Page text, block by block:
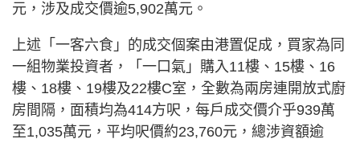
元，涉及成交價逾5,902萬元。
上述「一客六食」的成交個案由港置促成，買家為同
一組物業投資者，「一口氣」購入11樓、15樓、16
樓、18樓、19樓及22樓C室，全數為兩房連開放式廚
房間隔，面積均為414方呎，每戶成交價介乎939萬
至1,035萬元，平均呎價約23,760元，總涉資額逾